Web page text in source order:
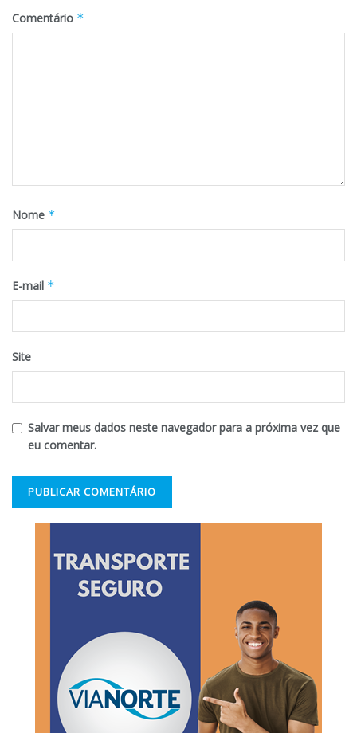
Comentário *
Nome *
E-mail *
Site
Salvar meus dados neste navegador para a próxima vez que
eu comentar.